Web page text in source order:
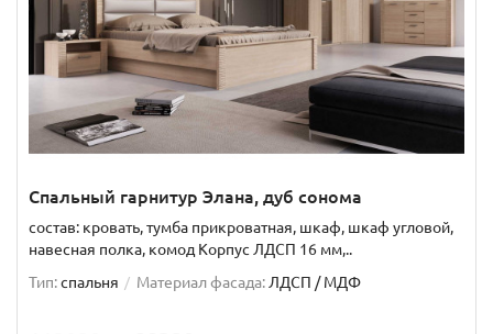
Спальный гарнитур Элана, дуб сонома
состав: кровать, тумба прикроватная, шкаф, шкаф угловой,
навесная полка, комод Корпус ЛДСП 16 мм,..
Тип:спальня Материал фасада: ЛДСП / МДФ